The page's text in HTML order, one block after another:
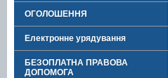
ОГОЛОШЕННЯ
Електронне урядування
БЕЗОПЛАТНА ПРАВОВА
ДОПОМОГА